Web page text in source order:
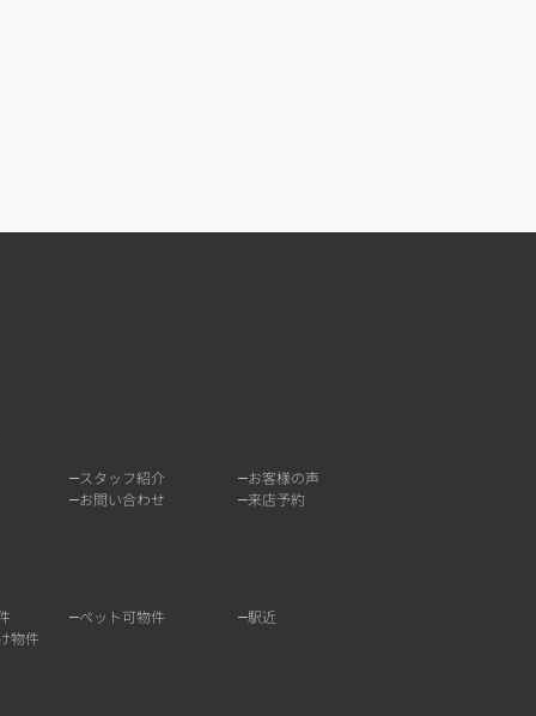
スタッフ紹介
お客様の声
お問い合わせ
来店予約
ペット可物件
駅近
物件